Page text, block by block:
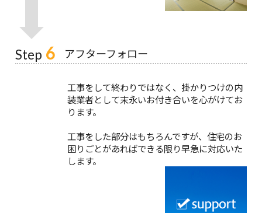
Step 6 アフターフォロー
工事をして終わりではなく、掛かりつけの内
装業者として末永いお付き合いを心がけてお
ります。
工事をした部分はもちろんですが、住宅のお
困りごとがあればできる限り早急に対応いた
します。